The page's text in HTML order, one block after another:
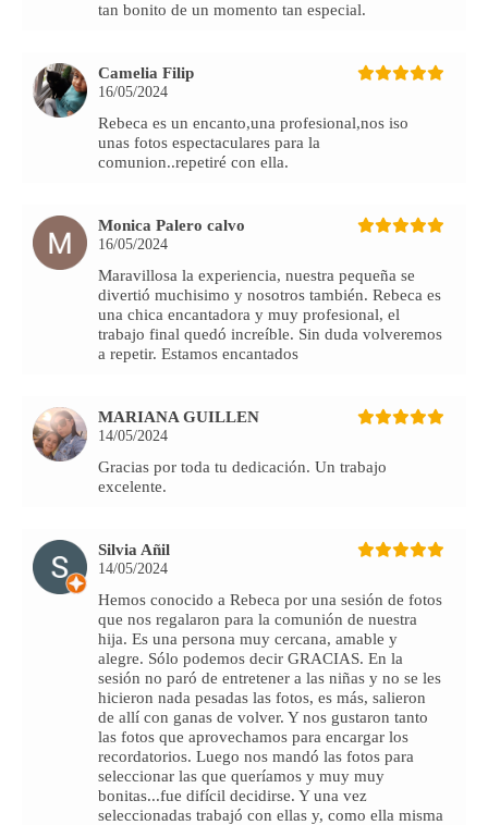
tan bonito de un momento tan especial.
Camelia Filip
16/05/2024
Rebeca es un encanto,una profesional,nos iso
unas fotos espectaculares para la
comunion..repetiré con ella.
Monica Palero calvo
16/05/2024
Maravillosa la experiencia, nuestra pequeña se
divertió muchisimo y nosotros también. Rebeca es
una chica encantadora y muy profesional, el
trabajo final quedó increíble. Sin duda volveremos
a repetir. Estamos encantados
MARIANA GUILLEN
14/05/2024
Gracias por toda tu dedicación. Un trabajo
excelente.
Silvia Añil
14/05/2024
Hemos conocido a Rebeca por una sesión de fotos
que nos regalaron para la comunión de nuestra
hija. Es una persona muy cercana, amable y
alegre. Sólo podemos decir GRACIAS. En la
sesión no paró de entretener a las niñas y no se les
hicieron nada pesadas las fotos, es más, salieron
de allí con ganas de volver. Y nos gustaron tanto
las fotos que aprovechamos para encargar los
recordatorios. Luego nos mandó las fotos para
seleccionar las que queríamos y muy muy
bonitas...fue difícil decidirse. Y una vez
seleccionadas trabajó con ellas y, como ella misma